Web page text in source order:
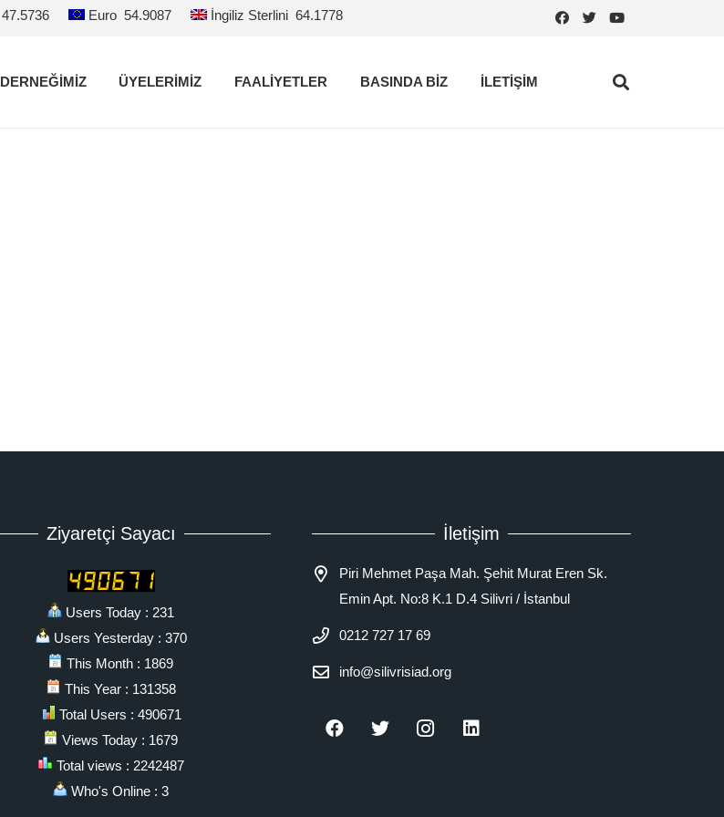
47.5736 Euro 54.9087 İngiliz Sterlini 64.1778
DERNEĞİMİZ ÜYELERİMİZ FAALİYETLER BASINDA BİZ İLETİŞİM
Ziyaretçi Sayacı
Users Today : 231
Users Yesterday : 370
This Month : 1869
This Year : 131358
Total Users : 490671
Views Today : 1679
Total views : 2242487
Who's Online : 3
İletişim
Piri Mehmet Paşa Mah. Şehit Murat Eren Sk.
Emin Apt. No:8 K.1 D.4 Silivri / İstanbul
0212 727 17 69
info@silivrisiad.org